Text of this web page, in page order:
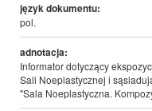
język dokumentu:
pol.
adnotacja:
Informator dotyczący
Sali Noeplastycznej i
"Sala Noeplastyczna.